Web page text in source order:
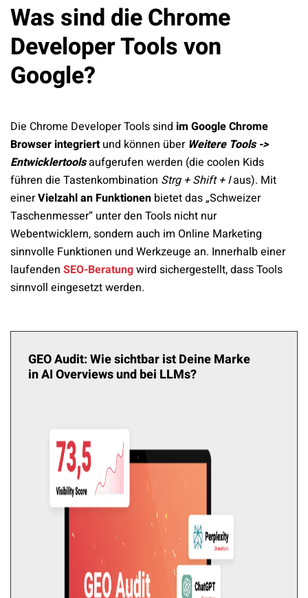
Was sind die Chrome
Developer Tools von
Google?
Die Chrome Developer Tools sind im Google Chrome
Browser integriertund können über Weitere Tools ->
Entwicklertoolsaufgerufen werden (die coolen Kids
führen die Tastenkombination Strg + Shift + Iaus). Mit
einerVielzahl an Funktionen bietet das „Schweizer
Taschenmesser“ unter den Tools nicht nur
Webentwicklern, sondern auch im Online Marketing
sinnvolle Funktionen und Werkzeuge an. Innerhalb einer
laufenden SEO-Beratungwird sichergestellt, dass Tools
sinnvoll eingesetzt werden.
GEO Audit: Wie sichtbar ist Deine Marke
in AI Overviews und bei LLMs?